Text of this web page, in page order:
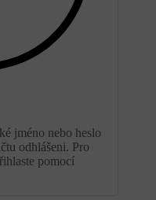
jméno nebo heslo
odhlášeni. Pro
pomocí